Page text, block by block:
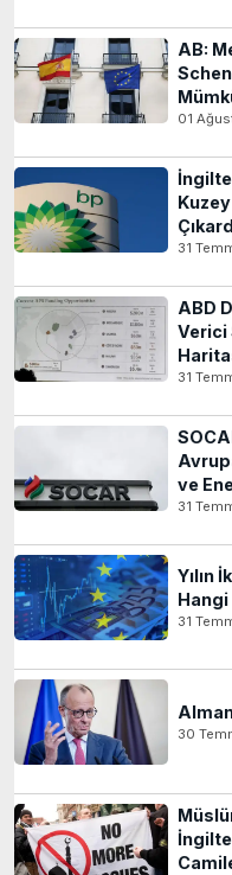
AB:
01
Kuzey
31
ABD
Verici
31
ve
31
Yılın
31
30